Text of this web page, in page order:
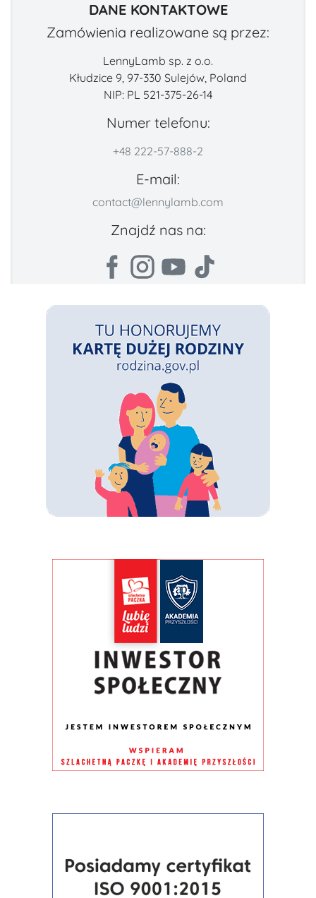
DANE KONTAKTOWE
Zamówienia realizowane są przez:
LennyLamb sp. z o.o.
Kłudzice 9, 97-330 Sulejów, Poland
NIP: PL 521-375-26-14
Numer telefonu:
+48 222-57-888-2
E-mail:
contact@lennylamb.com
Znajdź nas na: